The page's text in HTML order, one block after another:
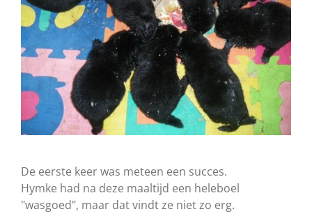
De eerste keer was meteen een succes.
Hymke had na deze maaltijd een heleboel
"wasgoed", maar dat vindt ze niet zo erg.